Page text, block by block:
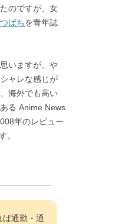
のですが、女
ばちを青年誌
いますが、や
ャレな感じが
海外でも高い
る Anime News
年のレビュー
。
通勤・通